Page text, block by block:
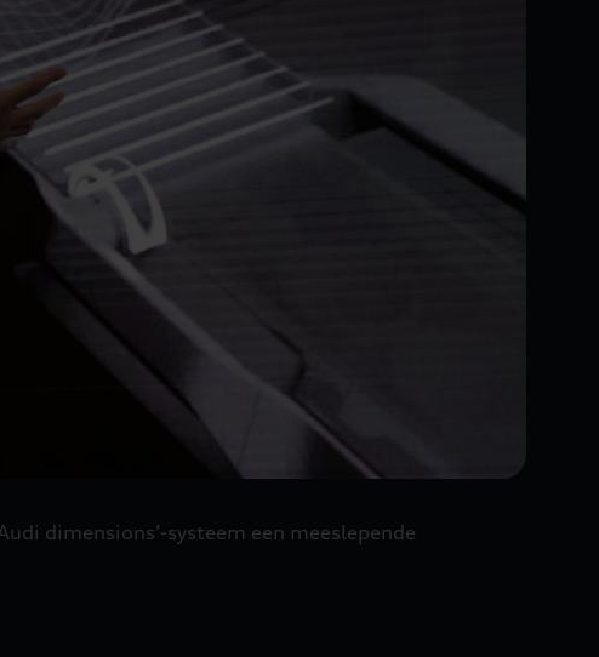
dimensions’-systeem een meeslepende